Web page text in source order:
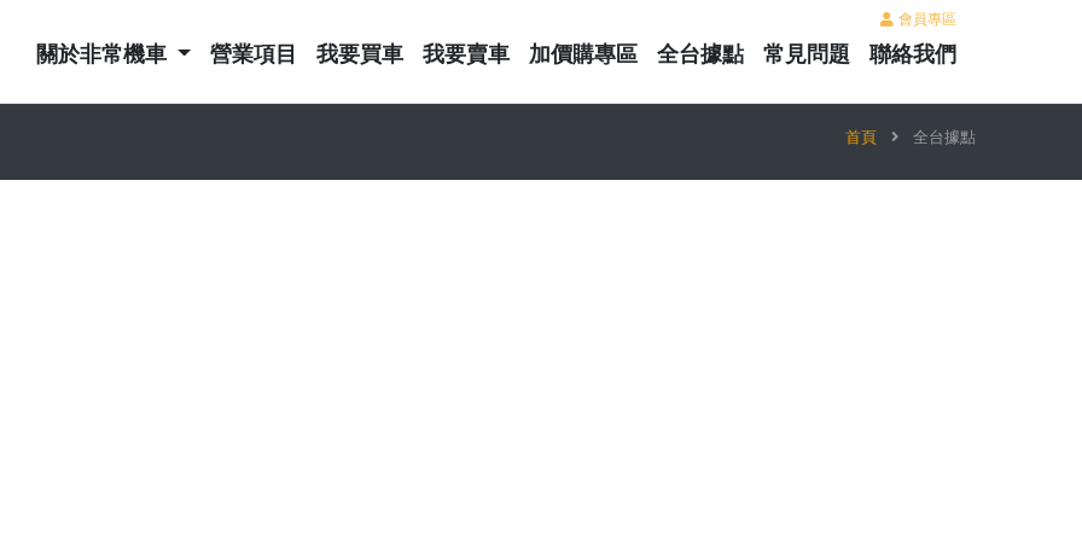
會員專區
關於非常機車 營業項目 我要買車 我要賣車 加價購專區 全台據點 常見問題 聯絡我們
首頁 全台據點